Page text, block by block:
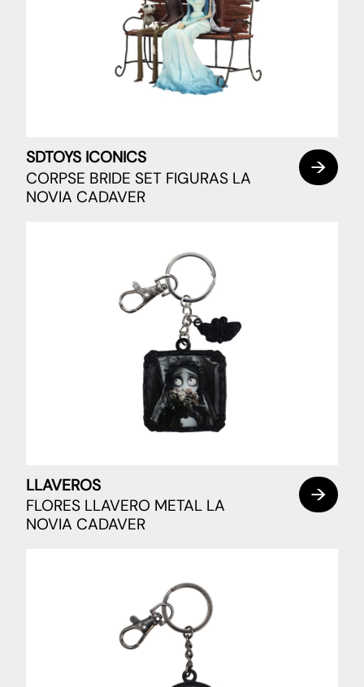
SDTOYS ICONICS
CORPSE BRIDE SET FIGURAS LA
NOVIA CADAVER
LLAVEROS
FLORES LLAVERO METAL LA
NOVIA CADAVER